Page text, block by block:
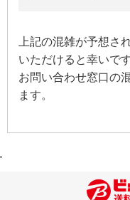
上記の混雑が予想さ
いただけると幸いです
お問い合わせ窓口の
ます。